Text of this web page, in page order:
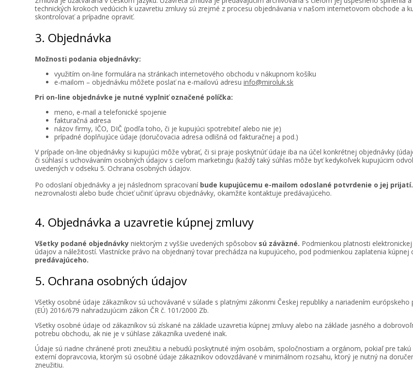
technických krokoch vedúcich k uzavretiu zmluvy sú zrejmé z procesu objednávania v našom internetovom obchode a
skontrolovať a prípadne opraviť.
3. Objednávka
Možnosti podania objednávky:
využitím on-line formulára na stránkach internetového obchodu v nákupnom košíku
e-mailom – objednávku môžete poslať na e-mailovú adresu info@miroluk.sk
Pri on-line objednávke je nutné vyplniť označené políčka:
meno, e-mail a telefonické spojenie
fakturačná adresa
názov firmy, IČO, DIČ (podľa toho, či je kupujúci spotrebiteľ alebo nie je)
prípadné doplňujúce údaje (doručovacia adresa odlišná od fakturačnej a pod.)
V prípade on-line objednávky si kupujúci môže vybrať, či si praje poskytnúť údaje iba na účel konkrétnej objednávky
či súhlasí s uchovávaním osobných údajov s cieľom marketingu (každý taký súhlas môže byť kedykoľvek kupujúcim
uvedených v odseku 5. Ochrana osobných údajov.
Po odoslaní objednávky a jej následnom spracovaní bude kupujúcemu e-mailom odoslané potvrdenie o jej prijatí.
nezrovnalosti alebo bude chcieť učiniť úpravu objednávky, okamžite kontaktuje predávajúceho.
4. Objednávka a uzavretie kúpnej zmluvy
Všetky podané objednávky niektorým z vyššie uvedených spôsobov sú záväzné. Podmienkou platnosti
údajov a náležitostí. Vlastnícke právo na objednaný tovar prechádza na kupujúceho, pod podmienkou zaplatenia kúpnej
predávajúceho.
5. Ochrana osobných údajov
Všetky osobné údaje zákazníkov sú uchovávané v súlade s platnými zákonmi Českej republiky a nariadením
(EÚ) 2016/679 nahradzujúcim zákon ČR č. 101/2000 Zb.
Všetky osobné údaje od zákazníkov sú získané na základe uzavretia kúpnej zmluvy alebo na základe jasného a
potrebu obchodu, ak nie je v súhlase zákazníka uvedené inak.
Údaje sú riadne chránené proti zneužitiu a nebudú poskytnuté iným osobám, spoločnostiam a orgánom, pokiaľ pre
externí dopravcovia, ktorým sú osobné údaje zákazníkov odovzdávané v minimálnom rozsahu, ktorý je nutný na
zneužitiu.